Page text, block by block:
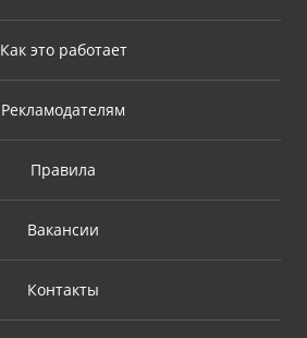
Как это работает
Рекламодателям
Правила
Вакансии
Контакты